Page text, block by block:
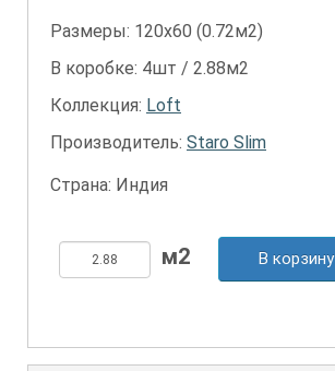
Размеры: 120х60 (0.72м2)
В коробке: 4шт / 2.88м2
Коллекция: Loft
Производитель: Staro Slim
Страна: Индия
В корзину